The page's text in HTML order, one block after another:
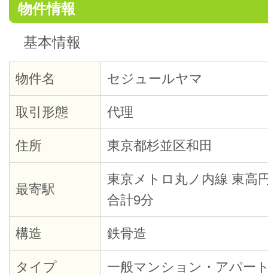
物件情報
基本情報
物件名 セジュールヤマ
取引形態 代理
住所 東京都杉並区和田
最寄駅
東京メトロ丸ノ内線 東高
合計9分
構造 鉄骨造
タイプ 一般マンション・アパー